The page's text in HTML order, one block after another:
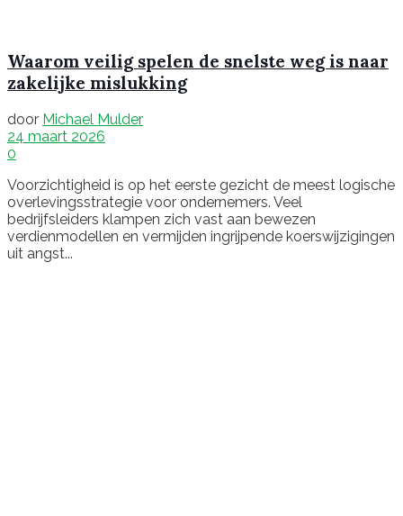
Waarom veilig spelen de snelste weg is naar
zakelijke mislukking
door Michael Mulder
24 maart 2026
0
Voorzichtigheid is op het eerste gezicht de meest logische
overlevingsstrategie voor ondernemers. Veel
bedrijfsleiders klampen zich vast aan bewezen
verdienmodellen en vermijden ingrijpende koerswijzigingen
uit angst...